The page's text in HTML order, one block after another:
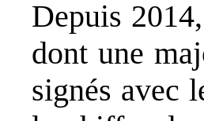
Depuis
dont une
signés avec